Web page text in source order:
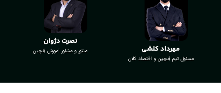
مهرداد کلشی
مسئول تیم آنچین و اقتصاد کلان
نصرت دژوان
منتور و مشاور آموزش آنچین